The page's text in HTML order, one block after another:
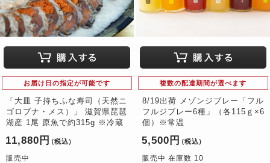
お届け日の指定が可能です
「大皿 子持ちふな寿司（天然ニ
ゴロブナ・メス）」 滋賀県琵琶
湖産 1尾 原魚で約315g ※冷蔵
11,880円 （税込）
販売中
複数の配達期間が選べます
8/19出荷 メゾンジブレー「フル
フルジブレー6種」（各115ｇ×6
個）※常温
5,500円 （税込）
販売中 在庫数 10